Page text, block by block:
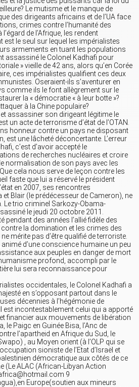
Le mutisme et le manque de
des dirigeants africains et de l’UA face
crimes contre l’humanité des
de l’Afrique, les rendent
le seul sur lequel les impérialistes
armements en tuant les populations
assassiné le Colonel Kadhafi pour
» vieille de 42 ans, alors qu’en Corée
ces impérialistes qualifient ces deux
Oseraient-ils s’aventurer en
comme ils le font allègrement sur le
la « démocratie « à leur botte »?
à la Chine populaire?
assassiner son dirigeant légitime le
un acte de terrorisme d’état de l’OTAN.
honneur contre un pays ne disposant
est une lâcheté déconcertante. L’erreur
c’est d’avoir accepté le
de recherches nucléaires et croire
normalisation de son pays avec les
cela nous serve de leçon contre les
faste que lui a réservé le président
en 2007, ses rencontres
Blair (le prédécesseur de Cameron), ne
Le trio criminel Sarkozy-Obama-
le jeudi 20 octobre 2011.
pendant des années l’allié fidèle des
la domination et les crimes des
mérite pas d’être qualifié de terroriste.
d’une conscience humaine un peu
aux peuples en danger de mort
profond, accompli par le
lui sera reconnaissance pour
occidentales, le Colonel Kadhafi a
en s’opposant partout dans le
décennies à l’hégémonie de
est incontestablement celui qui a apporté
financier aux mouvements de libération
le Paigc en Guinée Bisa, l’Anc de
l’apartheid en Afrique du Sud, le
, au Moyen orient (à l’OLP qui se
sioniste de l’Etat d’Israël et
démocratique aux côtés de ce
(Le ALAC (African-Libyan Action
9
Europe(soutien aux mineurs